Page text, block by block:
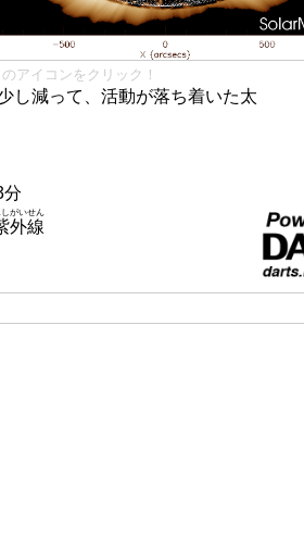
アイコンをクリック！
し減って、活動が落ち着いた太
分
外線
がいせん